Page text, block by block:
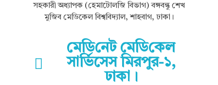
সহকারী অধ্যাপক (হেমাটোলজি বিভাগ) বঙ্গবন্ধু শেখ
মুজিব মেডিকেল বিশ্ববিদ্যাল, শাহবাগ, ঢাকা।
মে‌ডি‌নেট মে‌ডি‌কেল
সা‌র্ভিসেস মিরপুর-১,
ঢাকা।